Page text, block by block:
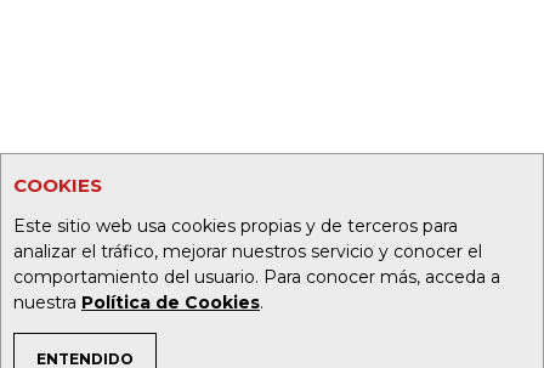
COOKIES
Este sitio web usa cookies propias y de terceros para
analizar el tráfico, mejorar nuestros servicio y conocer el
comportamiento del usuario. Para conocer más, acceda a
nuestra Política de Cookies.
ENTENDIDO